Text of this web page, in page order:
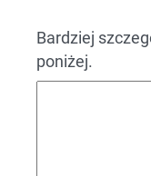
Bardziej
poniżej.